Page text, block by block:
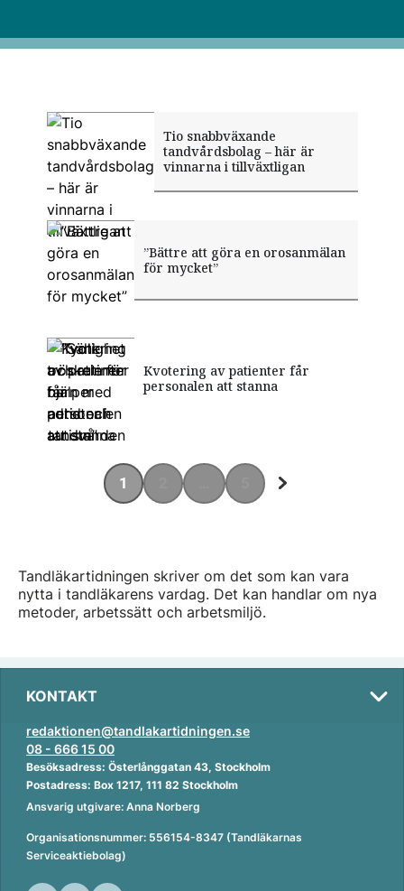
Tio snabbväxande
tandvårdsbolag – här är
vinnarna i tillväxtligan
”Bättre att göra en orosanmälan
för mycket”
Tydlighet och rutiner hjälper
autister i tandvården
”Sänk tröskeln för barn med
adhd och autism”
Kvotering av patienter får
personalen att stanna
1
Tandläkartidningen skriver om det som kan vara
nytta i tandläkarens vardag. Det kan handlar om nya
metoder, arbetssätt och arbetsmiljö.
KONTAKT
redaktionen@tandlakartidningen.se
08 - 666 15 00
Besöksadress: Österlånggatan 43, Stockholm
Postadress: Box 1217, 111 82 Stockholm
Ansvarig utgivare: Anna Norberg
Organisationsnummer: 556154-8347 (Tandläkarnas
Serviceaktiebolag)